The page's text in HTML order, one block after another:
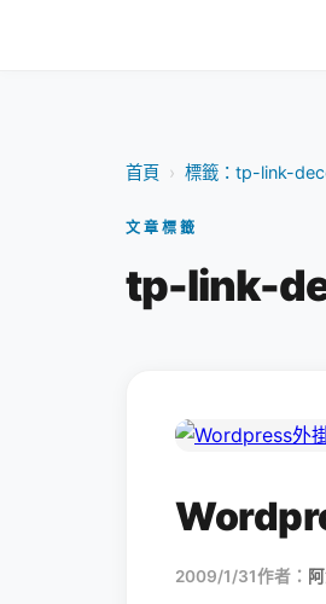
首頁 › 標籤：tp-link-
文章標籤
tp-link-
2009/1/31作者：